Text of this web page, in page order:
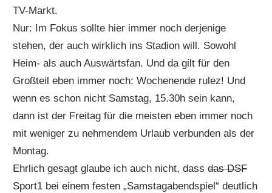
TV-Markt.
Nur: Im Fokus sollte hier immer noch derjenige
stehen, der auch wirklich ins Stadion will. Sowohl
Heim- als auch Auswärtsfan. Und da gilt für den
Großteil eben immer noch: Wochenende rulez! Und
wenn es schon nicht Samstag, 15.30h sein kann,
dann ist der Freitag für die meisten eben immer noch
mit weniger zu nehmendem Urlaub verbunden als der
Montag.
Ehrlich gesagt glaube ich auch nicht, dassdas DSF
Sport1 bei einem festen „Samstagabendspiel“ deutlich